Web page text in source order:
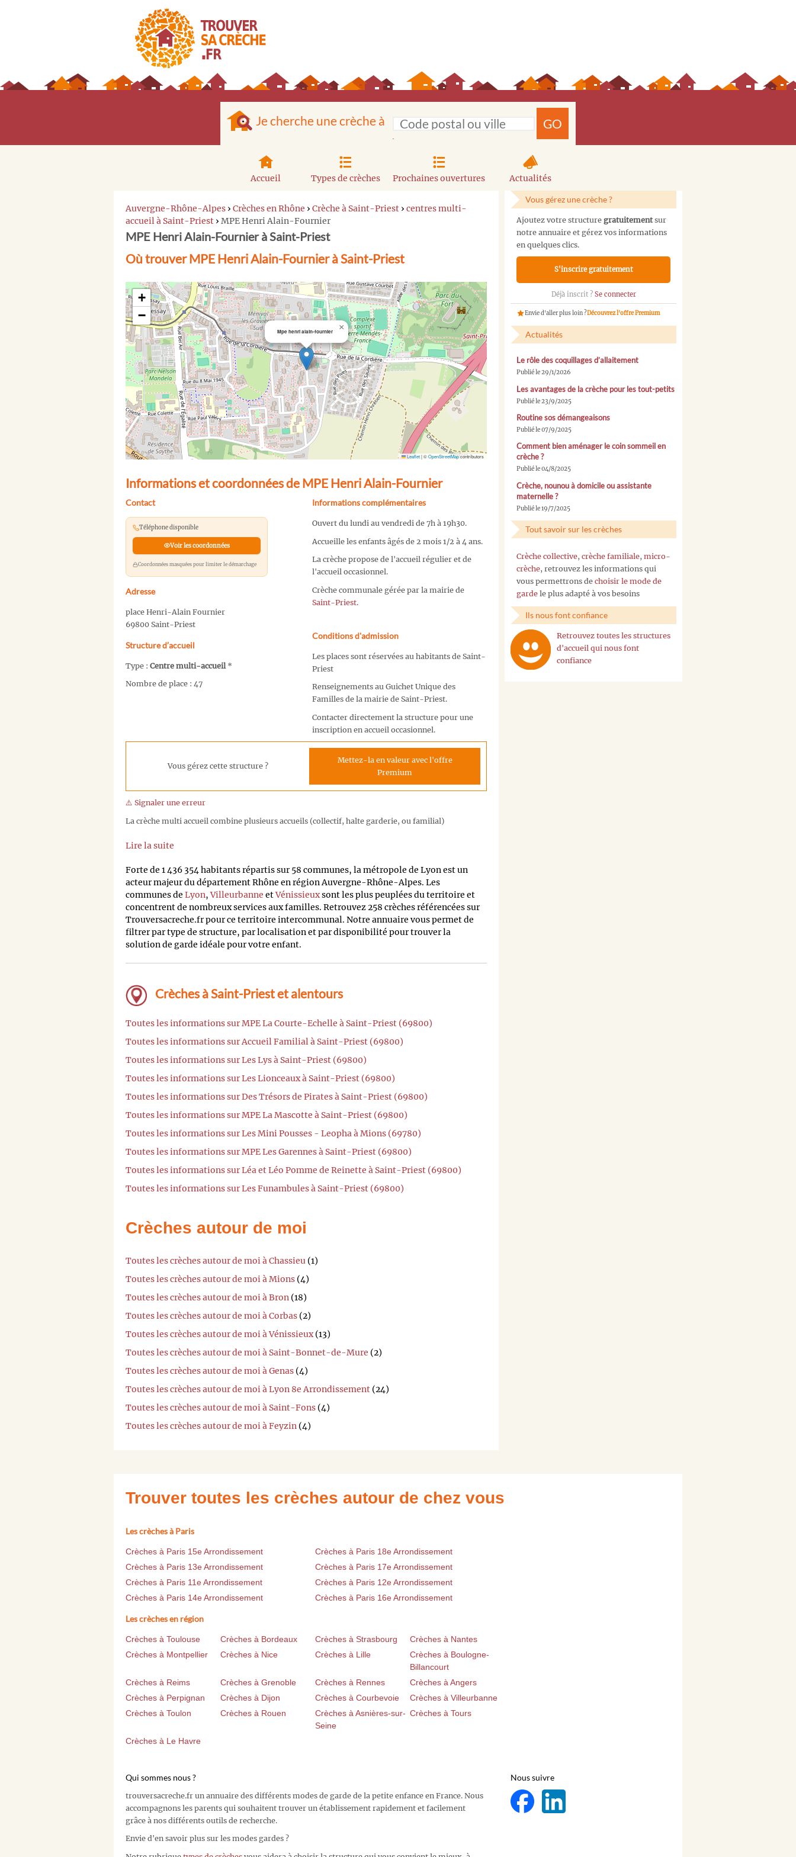
Je cherche une crèche à GO
Accueil Types de crèches Prochaines ouvertures Actualités
Auvergne-Rhône-Alpes › Crèches en Rhône › Crèche à Saint-Priest › centres multi-
accueil à Saint-Priest › MPE Henri Alain-Fournier
MPE Henri Alain-Fournier à Saint-Priest
Où trouver MPE Henri Alain-Fournier à Saint-Priest
Mpe henri alain-fournier ×
+
−
Leaflet|©OpenStreetMapcontributors
Informations et coordonnées de MPE Henri Alain-Fournier
Contact
Téléphone disponible
Voir les coordonnées
Coordonnées masquées pour limiter le démarchage
Adresse
place Henri-Alain Fournier
69800 Saint-Priest
Structure d’accueil
Type : Centre multi-accueil *
Nombre de place : 47
Informations complémentaires
Ouvert du lundi au vendredi de 7h à 19h30.
Accueille les enfants âgés de 2 mois 1/2 à 4 ans.
La crèche propose de l'accueil régulier et de
l'accueil occasionnel.
Crèche communale gérée par la mairie de
Saint-Priest.
Conditions d'admission
Les places sont réservées au habitants de Saint-
Priest
Renseignements au Guichet Unique des
Familles de la mairie de Saint-Priest.
Contacter directement la structure pour une
inscription en accueil occasionnel.
Vous gérez cette structure ?
Mettez-la en valeur avec l'offre
Premium
⚠️ Signaler une erreur
La crèche multi accueil combine plusieurs accueils (collectif, halte garderie, ou familial)
Lire la suite
Forte de 1 436 354 habitants répartis sur 58 communes, la métropole de Lyon est un
acteur majeur du département Rhône en région Auvergne-Rhône-Alpes. Les
communes de Lyon,Villeurbanne etVénissieuxsont les plus peuplées du territoire et
concentrent de nombreux services aux familles. Retrouvez 258 crèches référencées sur
Trouversacreche.fr pour ce territoire intercommunal. Notre annuaire vous permet de
filtrer par type de structure, par localisation et par disponibilité pour trouver la
solution de garde idéale pour votre enfant.
Crèches à Saint-Priest et alentours
Toutes les informations sur MPE La Courte-Echelle à Saint-Priest (69800)
Toutes les informations sur Accueil Familial à Saint-Priest (69800)
Toutes les informations sur Les Lys à Saint-Priest (69800)
Toutes les informations sur Les Lionceaux à Saint-Priest (69800)
Toutes les informations sur Des Trésors de Pirates à Saint-Priest (69800)
Toutes les informations sur MPE La Mascotte à Saint-Priest (69800)
Toutes les informations sur Les Mini Pousses - Leopha à Mions (69780)
Toutes les informations sur MPE Les Garennes à Saint-Priest (69800)
Toutes les informations sur Léa et Léo Pomme de Reinette à Saint-Priest (69800)
Toutes les informations sur Les Funambules à Saint-Priest (69800)
Crèches autour de moi
Toutes les crèches autour de moi à Chassieu (1)
Toutes les crèches autour de moi à Mions (4)
Toutes les crèches autour de moi à Bron (18)
Toutes les crèches autour de moi à Corbas (2)
Toutes les crèches autour de moi à Vénissieux(13)
Toutes les crèches autour de moi à Saint-Bonnet-de-Mure (2)
Toutes les crèches autour de moi à Genas (4)
Toutes les crèches autour de moi à Lyon 8e Arrondissement (24)
Toutes les crèches autour de moi à Saint-Fons (4)
Toutes les crèches autour de moi à Feyzin (4)
Vous gérez une crèche ?
Ajoutez votre structure gratuitementsur
notre annuaire et gérez vos informations
en quelques clics.
S'inscrire gratuitement
Déjà inscrit ? Se connecter
Envie d'aller plus loin ?Découvrez l'offre Premium
Actualités
Le rôle des coquillages d’allaitement
Publié le 29/1/2026
Les avantages de la crèche pour les tout-petits
Publié le 23/9/2025
Routine sos démangeaisons
Publié le 07/9/2025
Comment bien aménager le coin sommeil en
crèche ?
Publié le 04/8/2025
Crèche, nounou à domicile ou assistante
maternelle ?
Publié le 19/7/2025
Tout savoir sur les crèches
Crèche collective, crèche familiale, micro-
crèche, retrouvez les informations qui
vous permettrons de choisir le mode de
garde le plus adapté à vos besoins
Ils nous font confiance
Retrouvez toutes les structures
d'accueil qui nous font
confiance
Trouver toutes les crèches autour de chez vous
Les crèches à Paris
Crèches à Paris 15e Arrondissement
Crèches à Paris 18e Arrondissement
Crèches à Paris 13e Arrondissement
Crèches à Paris 17e Arrondissement
Crèches à Paris 11e Arrondissement
Crèches à Paris 12e Arrondissement
Crèches à Paris 14e Arrondissement
Crèches à Paris 16e Arrondissement
Les crèches en région
Crèches à Toulouse Crèches à Bordeaux Crèches à Strasbourg
Crèches à Nantes
Crèches à Montpellier
Crèches à Nice Crèches à Lille
Crèches à Boulogne-
Billancourt
Crèches à Reims
Crèches à Grenoble Crèches à Rennes
Crèches à Angers
Crèches à Perpignan
Crèches à Dijon Crèches à Courbevoie
Crèches à Villeurbanne
Crèches à Toulon
Crèches à Rouen
Crèches à Asnières-sur-
Seine
Crèches à Tours
Crèches à Le Havre
Qui sommes nous ?
trouversacreche.fr un annuaire des différents modes de garde de la petite enfance en France. Nous
accompagnons les parents qui souhaitent trouver un établissement rapidement et facilement
grâce à nos différents outils de recherche.
Envie d'en savoir plus sur les modes gardes ?
Nous suivre